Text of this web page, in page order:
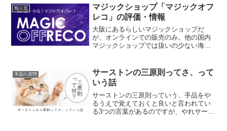
ートフォンやパソコンなどから、誰で
も...
独り言
マジックショップ「マジックオフ
レコ」の評価・情報
大阪にあるらしいマジックショップだ
が、オンラインでの販売のみ。他の国内
マジックショップでは扱いの少ない海外
に怖い、なんて人は安心して利用でき
る。大規模な割引セールが行わ...
手品の質問
サーストンの三原則ってさ、って
いう話
サーストンの三原則っていう、手品をや
るうえで覚えておくと良いと言われてい
る3つの言葉があるのですが、やれサース